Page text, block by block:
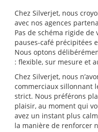
Chez Silverjet, nous
avec nos agences
Pas de schéma rigide
pauses-café précipitées
Nous optons
: flexible, sur mesure et
Chez Silverjet, nous
commerciaux sillonnant
strict. Nous préférons
plaisir, au moment qui
avez un instant plus
la manière de renforcer